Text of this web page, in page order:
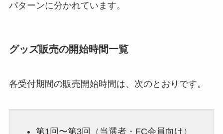
パターンに分かれています。
グッズ販売の開始時間一覧
各受付期間の販売開始時間は、次のとおりです。
第1回〜第3回（当選者・FC会員向け）